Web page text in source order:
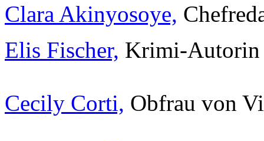
Clara Akinyosoye,
Elis Fischer, Krimi-Autorin
Cecily Corti, Obfrau von